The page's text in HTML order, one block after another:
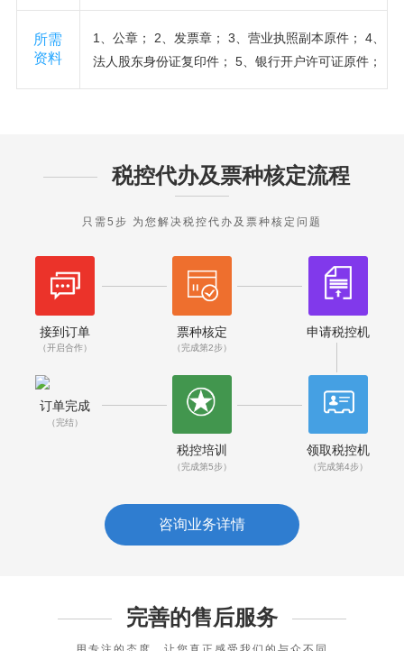
所需
资料
1、公章； 2、发票章； 3、营业执照副本原件； 4、
法人股东身份证复印件； 5、银行开户许可证原件；
税控代办及票种核定流程
只需5步 为您解决税控代办及票种核定问题
接到订单
（开启合作）
票种核定
（完成第2步）
申请税控机
领取税控机
（完成第4步）
税控培训
（完成第5步）
订单完成
（完结）
咨询业务详情
完善的售后服务